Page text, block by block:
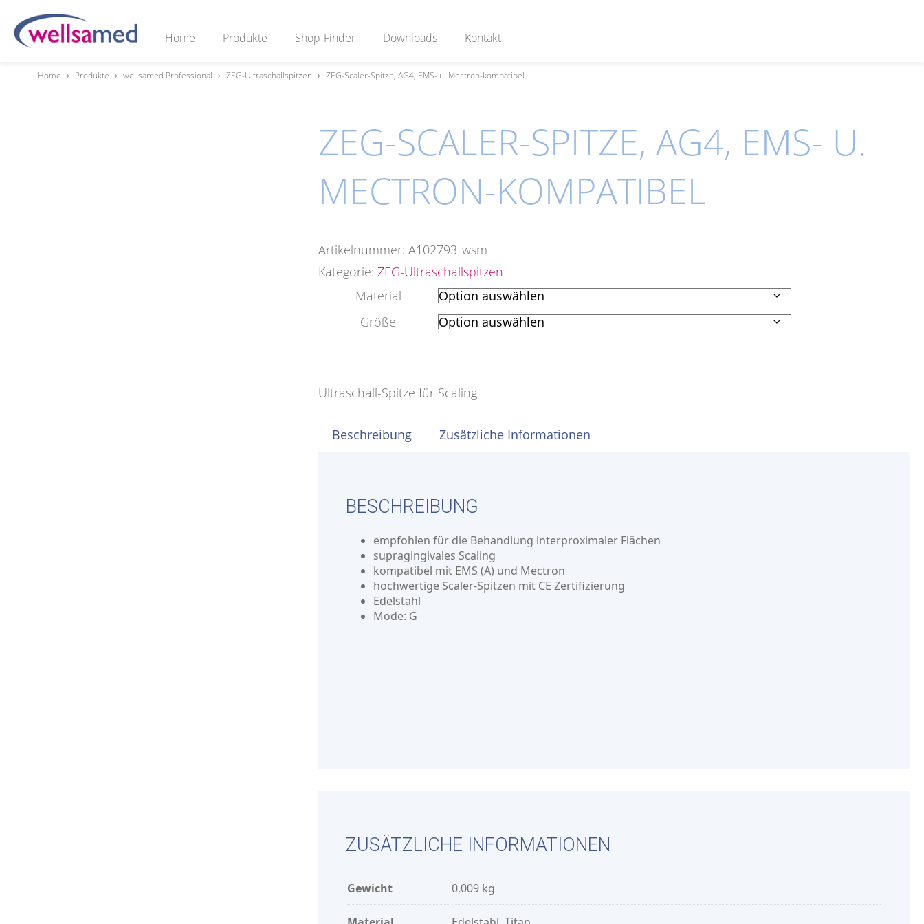
Home Produkte Shop-Finder Downloads Kontakt
Home › Produkte › wellsamed Professional › ZEG-Ultraschallspitzen › ZEG-Scaler-Spitze, AG4, EMS- u. Mectron-kompatibel
ZEG-SCALER-SPITZE, AG4, EMS- U.
MECTRON-KOMPATIBEL
Artikelnummer:A102793_wsm
Kategorie:ZEG-Ultraschallspitzen
Material
Größe
Ultraschall-Spitze für Scaling
Beschreibung Zusätzliche Informationen
BESCHREIBUNG
empfohlen für die Behandlung interproximaler Flächen
supragingivales Scaling
kompatibel mit EMS (A) und Mectron
hochwertige Scaler-Spitzen mit CE Zertifizierung
Edelstahl
Mode: G
ZUSÄTZLICHE INFORMATIONEN
Gewicht 0.009 kg